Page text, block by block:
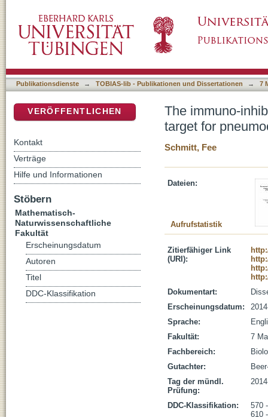
infections
Publikationsdienste → TOBIAS-lib - Publikationen und Dissertationen → 7
The immuno-
target for
Schmitt, Fee
Dateien:
Aufrufstatistik
Zitierfähiger Link
(URI):
Dokumentart:
Erscheinungsdatum:
Sprache:
Fakultät:
7
Fachbereich:
Gutachter:
Tag der mündl.
Prüfung:
DDC-Klassifikation:
570
610
VERÖFFENTLICHEN
Kontakt
Verträge
Hilfe und Informationen
Stöbern
Mathematisch-
Naturwissenschaftliche
Fakultät
Erscheinungsdatum
Autoren
Titel
DDC-Klassifikation